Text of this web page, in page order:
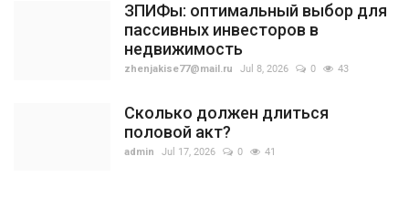
ЗПИФы: оптимальный выбор для
пассивных инвесторов в
недвижимость
zhenjakise77@mail.ru Jul 8, 2026 0 43
Сколько должен длиться
половой акт?
admin Jul 17, 2026 0 41